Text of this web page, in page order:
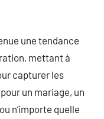
une tendance
mettant à
capturer les
un mariage, un
n’importe quelle